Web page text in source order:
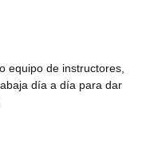
equipo de instructores,
día a día para dar